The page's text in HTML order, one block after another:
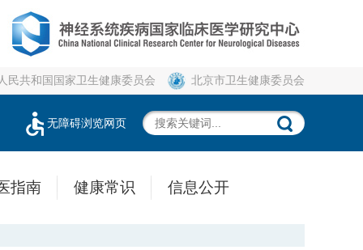
民共和国国家卫生健康委员会 北京市卫生健康委员会
无障碍浏览网页
指南 健康常识 信息公开